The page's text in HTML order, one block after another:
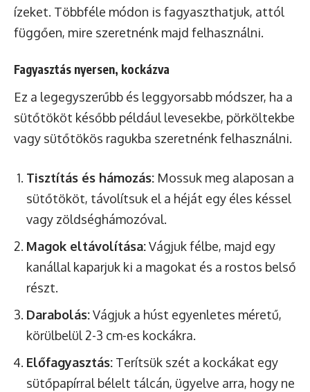
ízeket. Többféle módon is fagyaszthatjuk, attól
függően, mire szeretnénk majd felhasználni.
Fagyasztás nyersen, kockázva
Ez a legegyszerűbb és leggyorsabb módszer, ha a
sütőtököt később például levesekbe, pörköltekbe
vagy sütőtökös ragukba szeretnénk felhasználni.
Tisztítás és hámozás: Mossuk meg alaposan a
sütőtököt, távolítsuk el a héját egy éles késsel
vagy zöldséghámozóval.
Magok eltávolítása:Vágjuk félbe, majd egy
kanállal kaparjuk ki a magokat és a rostos belső
részt.
Darabolás:Vágjuk a húst egyenletes méretű,
körülbelül 2-3 cm-es kockákra.
Előfagyasztás: Terítsük szét a kockákat egy
sütőpapírral bélelt tálcán, ügyelve arra, hogy ne